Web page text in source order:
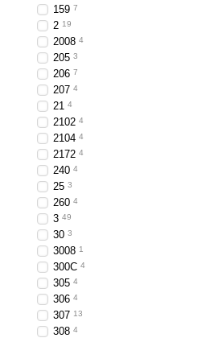
159 7
2 19
2008 4
205 3
206 7
207 4
21 4
2102 4
2104 4
2172 4
240 4
25 3
260 4
3 49
30 3
3008 1
300C 4
305 4
306 4
307 13
308 4